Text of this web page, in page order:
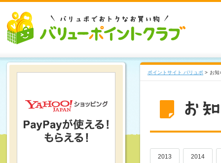
ポイントサイト バリュポ > お知
2013 2014